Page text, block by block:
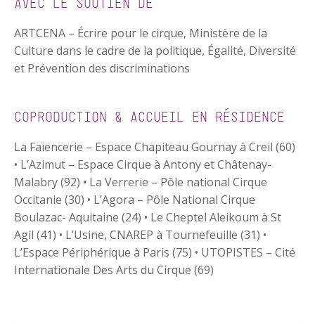
ARTCENA – Écrire pour le cirque, Ministère de la
Culture dans le cadre de la politique, Égalité, Diversité
et Prévention des discriminations
COPRODUCTION & ACCUEIL EN RÉSIDENCE
La Faïencerie – Espace Chapiteau Gournay à Creil (60)
• L’Azimut – Espace Cirque à Antony et Châtenay-
Malabry (92) • La Verrerie – Pôle national Cirque
Occitanie (30) • L’Agora – Pôle National Cirque
Boulazac- Aquitaine (24) • Le Cheptel Aleikoum à St
Agil (41) • L’Usine, CNAREP à Tournefeuille (31) •
L’Espace Périphérique à Paris (75) • UTOPISTES – Cité
Internationale Des Arts du Cirque (69)